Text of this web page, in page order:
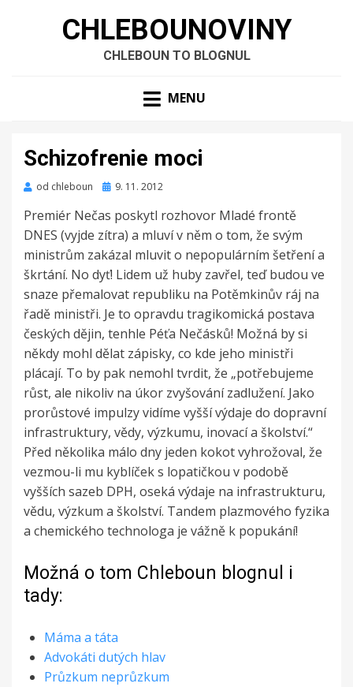
CHLEBOUNOVINY
CHLEBOUN TO BLOGNUL
MENU
Schizofrenie moci
od chleboun
Zveřejněno
9. 11. 2012
Premiér Nečas poskytl rozhovor Mladé frontě
DNES (vyjde zítra) a mluví v něm o tom, že svým
ministrům zakázal mluvit o nepopulárním šetření a
škrtání. No dyť! Lidem už huby zavřel, teď budou ve
snaze přemalovat republiku na Potěmkinův ráj na
řadě ministři. Je to opravdu tragikomická postava
českých dějin, tenhle Péťa Nečásků! Možná by si
někdy mohl dělat zápisky, co kde jeho ministři
plácají. To by pak nemohl tvrdit, že „potřebujeme
růst, ale nikoliv na úkor zvyšování zadlužení. Jako
prorůstové impulzy vidíme vyšší výdaje do dopravní
infrastruktury, vědy, výzkumu, inovací a školství.“
Před několika málo dny jeden kokot vyhrožoval, že
vezmou-li mu kyblíček s lopatičkou v podobě
vyšších sazeb DPH, oseká výdaje na infrastrukturu,
vědu, výzkum a školství. Tandem plazmového fyzika
a chemického technologa je vážně k popukání!
Možná o tom Chleboun blognul i
tady:
Máma a táta
Advokáti dutých hlav
Průzkum neprůzkum